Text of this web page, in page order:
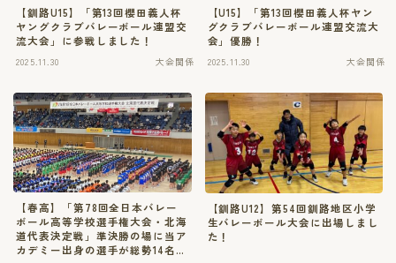
【釧路U15】「第13回櫻田義人杯
ヤングクラブバレーボール連盟交
流大会」に参戦しました！
2025.11.30 大会関係
【U15】「第13回櫻田義人杯ヤン
グクラブバレーボール連盟交流大
会」優勝！
2025.11.30 大会関係
【春高】「第78回全日本バレー
ボール高等学校選手権大会・北海
道代表決定戦」準決勝の場に当ア
カデミー出身の選手が総勢14名集
【釧路U12】第54回釧路地区小学
生バレーボール大会に出場しまし
た！